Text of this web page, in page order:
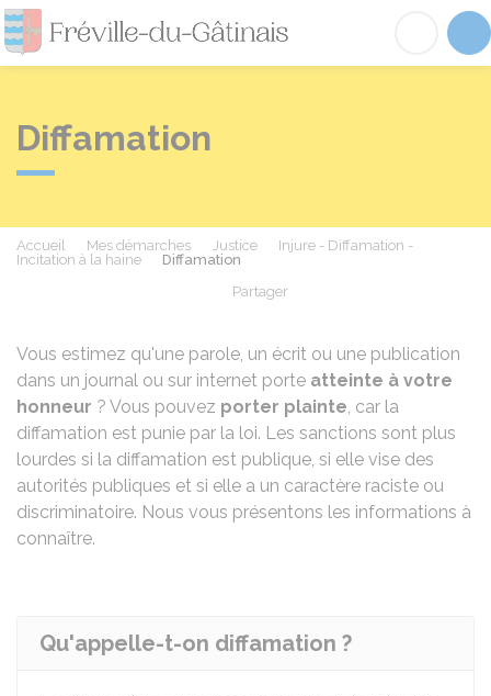
Fréville-du-
Diffamation
Accueil Mes démarches Justice
Injure - Diffamation -
Incitation à la haine
Diffamation
Partager
Vous estimez qu'une parole, un écrit ou une publication
dans un journal ou sur internet porte atteinte à votre
honneur ? Vous pouvez porter plainte, car la
diffamation est punie par la loi. Les sanctions sont plus
lourdes si la diffamation est publique, si elle vise des
autorités publiques et si elle a un caractère raciste ou
discriminatoire. Nous vous présentons les informations à
connaître.
Qu'appelle-t-on diffamation ?